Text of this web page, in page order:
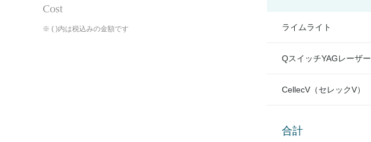
Cost
※ ( )内は税込みの金額です ライムライト
QスイッチYAGレーザー
CellecV（セレックV）
合計